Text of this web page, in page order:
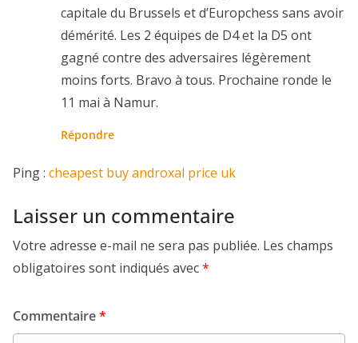
capitale du Brussels et d’Europchess sans avoir
démérité. Les 2 équipes de D4 et la D5 ont
gagné contre des adversaires légèrement
moins forts. Bravo à tous. Prochaine ronde le
11 mai à Namur.
Répondre
Ping : cheapest buy androxal price uk
Laisser un commentaire
Votre adresse e-mail ne sera pas publiée. Les champs
obligatoires sont indiqués avec*
Commentaire*